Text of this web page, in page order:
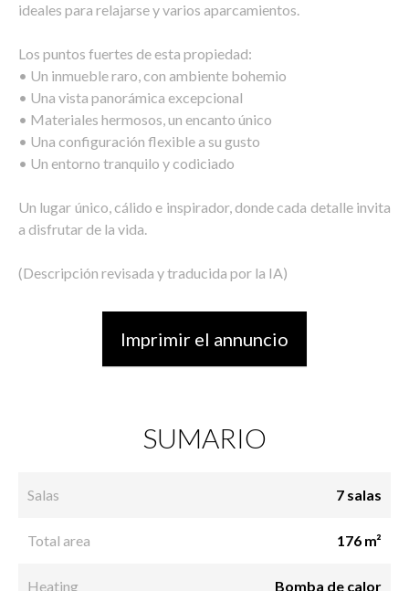
ideales para relajarse y varios aparcamientos.
Los puntos fuertes de esta propiedad:
• Un inmueble raro, con ambiente bohemio
• Una vista panorámica excepcional
• Materiales hermosos, un encanto único
• Una configuración flexible a su gusto
• Un entorno tranquilo y codiciado
Un lugar único, cálido e inspirador, donde cada detalle invita
a disfrutar de la vida.
(Descripción revisada y traducida por la IA)
Imprimir el annuncio
SUMARIO
Salas 7 salas
Total area 176 m²
Heating Bomba de calor